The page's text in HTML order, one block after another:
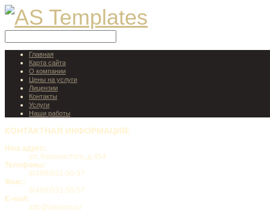
Главная
Карта сайта
О компании
Цены на услуги
Лицензии
Контакты
Услуги
Наши работы
КОНТАКТНАЯ ИНФОРМАЦИЯ:
Наш адрес:
ул. Коренастого, д.454
Телефоны:
8(499)031-50-57
Факс:
8(499)031-50-57
E-mail:
info@desrem.ru